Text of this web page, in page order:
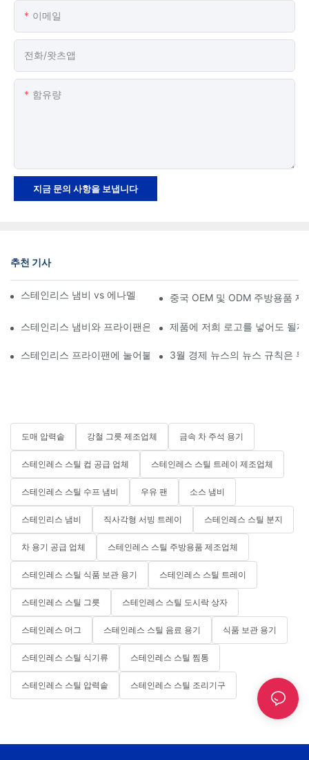
이메일
전화/왓츠앱
함유량
지금 문의 사항을 보냅니다
추천 기사
스테인리스 냄비 vs 에나멜 냄비: 어느 것이 더 좋을까요?
중국 OEM 및 ODM 주방용품 제
스테인리스 냄비와 프라이팬은 얼마나 오래 사용할 수 있나요?
제품에 저희 로고를 넣어도 될까
스테인리스 프라이팬에 눌어붙지 않게 하는 방법은 무엇일까요?
3월 경제 뉴스의 뉴스 규칙은
도매 압력솥 강철 그릇 제조업체 금속 차 주석 용기
스테인레스 스틸 컵 공급 업체 스테인레스 스틸 트레이 제조업체
스테인레스 스틸 수프 냄비 우유 팬 소스 냄비
스테인리스 냄비 직사각형 서빙 트레이 스테인레스 스틸 분지
차 용기 공급 업체 스테인레스 스틸 주방용품 제조업체
스테인레스 스틸 식품 보관 용기 스테인레스 스틸 트레이
스테인레스 스틸 그릇 스테인레스 스틸 도시락 상자
스테인레스 머그 스테인레스 스틸 음료 용기 식품 보관 용기
스테인레스 스틸 식기류 스테인레스 스틸 찜통
스테인레스 스틸 압력솥 스테인레스 스틸 조리기구